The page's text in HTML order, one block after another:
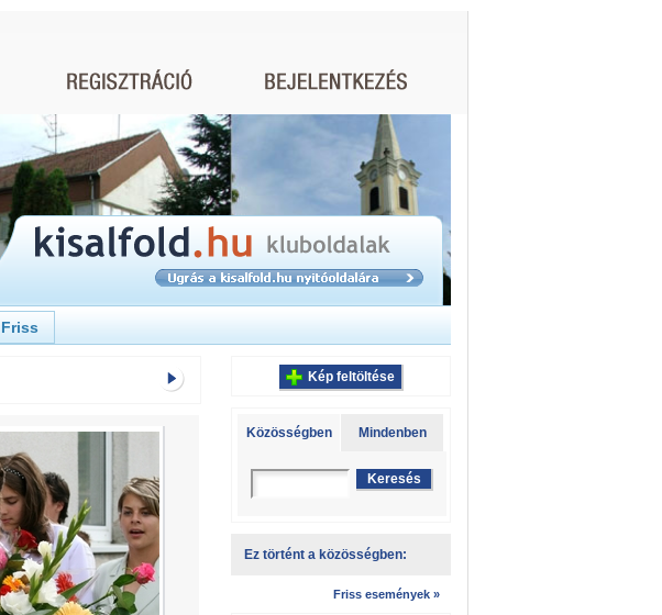
Friss
Kép feltöltése
Közösségben Mindenben
Ez történt a közösségben:
Friss események »